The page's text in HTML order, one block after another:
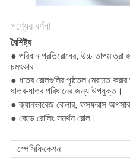
POLICY
পণ্যের বর্ণনা
বৈশিষ্ট্য
● পরিধান প্রতিরোধের, উচ্চ তাপমাত্রা
চমৎকার।
● ধাতব রোলগুলির পৃষ্ঠতল মেরামত
ধাতব-ধাতব পরিধানের জন্য উপযুক্ত।
● ক্যানভারেজ রোলার, ফসফরাস
● কোল্ড রোলিং সমর্থন রোল।
স্পেসিফিকেশন